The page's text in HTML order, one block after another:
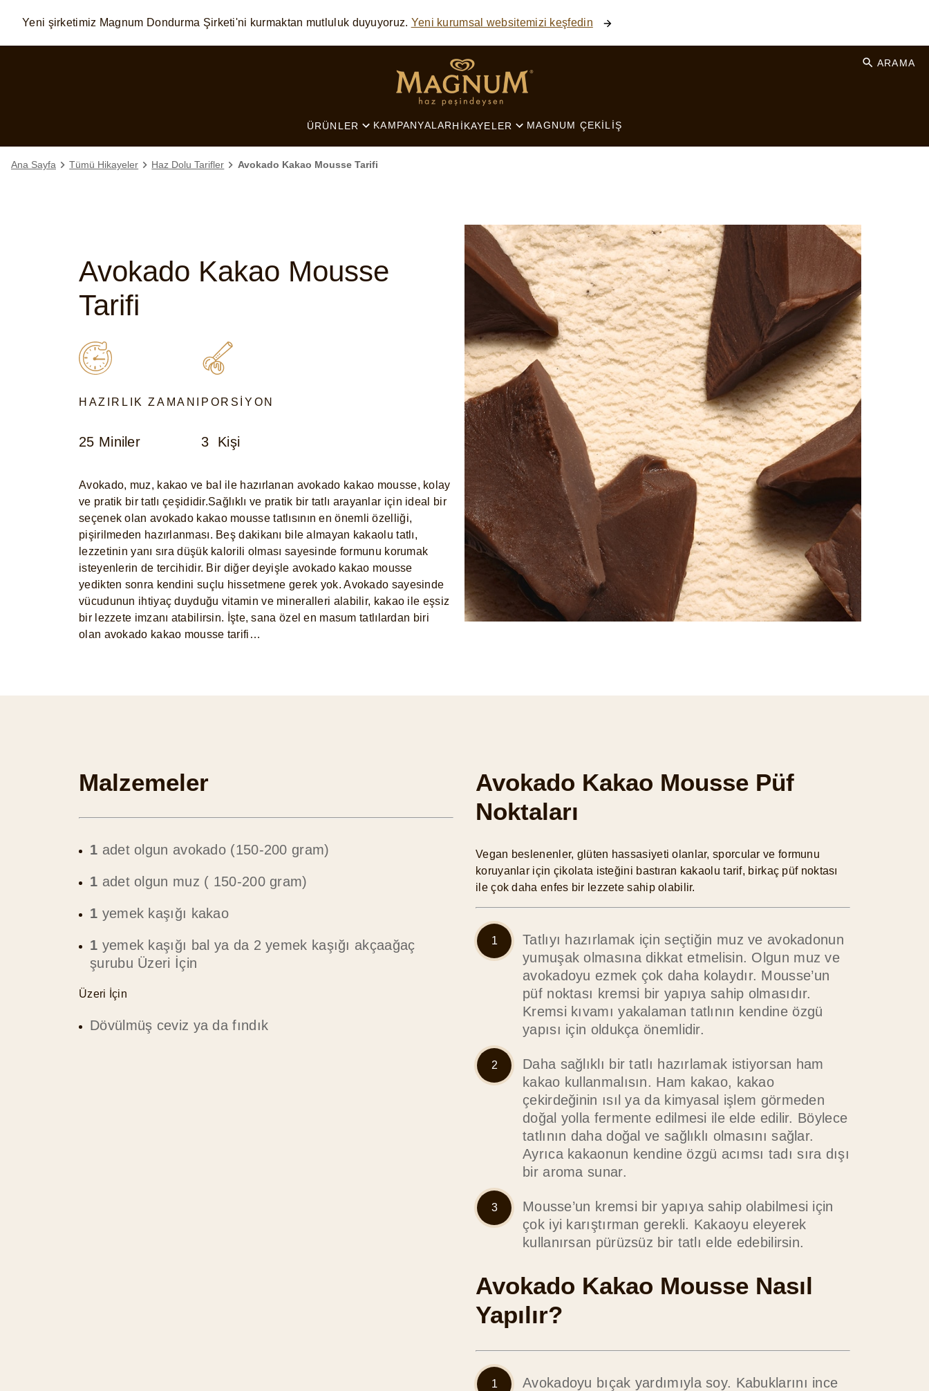
Skip to: MAIN CONTENT FOOTER SEARCH
Yeni şirketimiz Magnum Dondurma Şirketi'ni kurmaktan mutluluk duyuyoruz. Yeni kurumsal websitemizi keşfedin
ÜRÜNLER KAMPANYALARHIKAYELER MAGNUM ÇEKILIŞ
ARAMA
Ana Sayfa Tümü Hikayeler Haz Dolu Tarifler Avokado Kakao Mousse Tarifi
Avokado Kakao Mousse
Tarifi
HAZIRLIK ZAMANI
25 Miniler
PORSIYON
3 Kişi
Avokado, muz, kakao ve bal ile hazırlanan avokado kakao mousse, kolay
ve pratik bir tatlı çeşididir.Sağlıklı ve pratik bir tatlı arayanlar için ideal bir
seçenek olan avokado kakao mousse tatlısının en önemli özelliği,
pişirilmeden hazırlanması. Beş dakikanı bile almayan kakaolu tatlı,
lezzetinin yanı sıra düşük kalorili olması sayesinde formunu korumak
isteyenlerin de tercihidir. Bir diğer deyişle avokado kakao mousse
yedikten sonra kendini suçlu hissetmene gerek yok. Avokado sayesinde
vücudunun ihtiyaç duyduğu vitamin ve mineralleri alabilir, kakao ile eşsiz
bir lezzete imzanı atabilirsin. İşte, sana özel en masum tatlılardan biri
olan avokado kakao mousse tarifi…
Malzemeler
1 adet olgun avokado (150-200 gram)
1 adet olgun muz ( 150-200 gram)
1 yemek kaşığı kakao
1 yemek kaşığı bal ya da 2 yemek kaşığı akçaağaç
şurubu Üzeri İçin
Üzeri İçin
Dövülmüş ceviz ya da fındık
Avokado Kakao Mousse Püf
Noktaları
Vegan beslenenler, glüten hassasiyeti olanlar, sporcular ve formunu
koruyanlar için çikolata isteğini bastıran kakaolu tarif, birkaç püf noktası
ile çok daha enfes bir lezzete sahip olabilir.
Tatlıyı hazırlamak için seçtiğin muz ve avokadonun
yumuşak olmasına dikkat etmelisin. Olgun muz ve
avokadoyu ezmek çok daha kolaydır. Mousse’un
püf noktası kremsi bir yapıya sahip olmasıdır.
Kremsi kıvamı yakalaman tatlının kendine özgü
yapısı için oldukça önemlidir.
Daha sağlıklı bir tatlı hazırlamak istiyorsan ham
kakao kullanmalısın. Ham kakao, kakao
çekirdeğinin ısıl ya da kimyasal işlem görmeden
doğal yolla fermente edilmesi ile elde edilir. Böylece
tatlının daha doğal ve sağlıklı olmasını sağlar.
Ayrıca kakaonun kendine özgü acımsı tadı sıra dışı
bir aroma sunar.
Mousse’un kremsi bir yapıya sahip olabilmesi için
çok iyi karıştırman gerekli. Kakaoyu eleyerek
kullanırsan pürüzsüz bir tatlı elde edebilirsin.
Avokado Kakao Mousse Nasıl
Yapılır?
Avokadoyu bıçak yardımıyla soy. Kabuklarını ince